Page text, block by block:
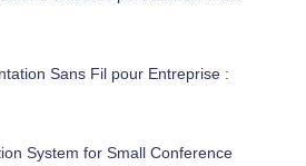
Sans Fil pour Entreprise :
System for Small Conference